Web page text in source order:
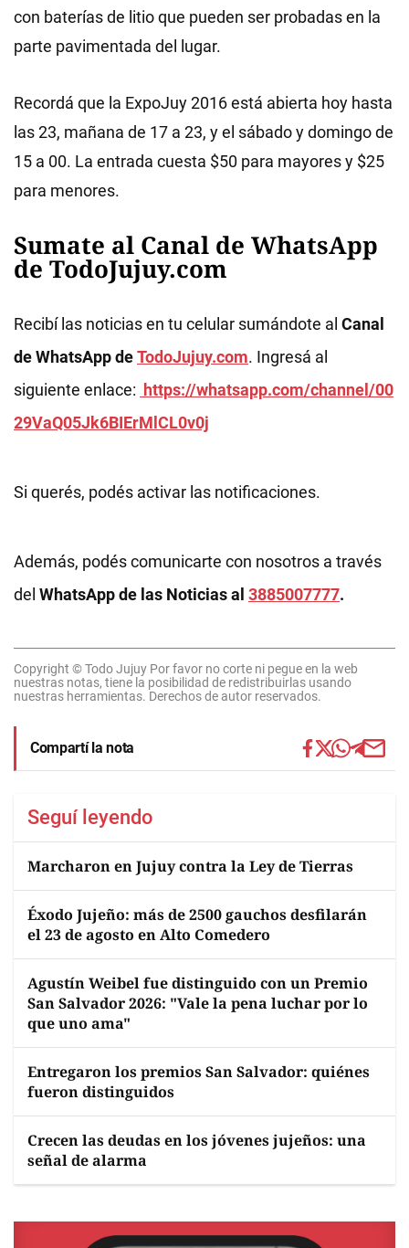
con baterías de litio que pueden ser probadas en la
parte pavimentada del lugar.
Recordá que la ExpoJuy 2016 está abierta hoy hasta
las 23, mañana de 17 a 23, y el sábado y domingo de
15 a 00. La entrada cuesta $50 para mayores y $25
para menores.
Sumate al Canal de WhatsApp
de TodoJujuy.com
Recibí las noticias en tu celular sumándote al Canal
de WhatsApp deTodoJujuy.com. Ingresá al
siguiente enlace: https://whatsapp.com/channel/00
29VaQ05Jk6BIErMlCL0v0j
Si querés, podés activar las notificaciones.
Además, podés comunicarte con nosotros a través
del WhatsApp de las Noticias al 3885007777.
Copyright © Todo Jujuy Por favor no corte ni pegue en la web
nuestras notas, tiene la posibilidad de redistribuirlas usando
nuestras herramientas. Derechos de autor reservados.
Compartí la nota
Seguí leyendo
Marcharon en Jujuy contra la Ley de Tierras
Éxodo Jujeño: más de 2500 gauchos desfilarán
el 23 de agosto en Alto Comedero
Agustín Weibel fue distinguido con un Premio
San Salvador 2026: "Vale la pena luchar por lo
que uno ama"
Entregaron los premios San Salvador: quiénes
fueron distinguidos
Crecen las deudas en los jóvenes jujeños: una
señal de alarma